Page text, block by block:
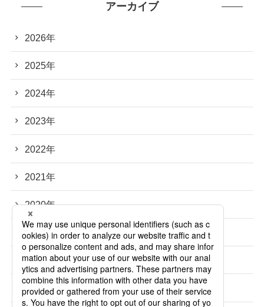
アーカイブ
2026年
2025年
2024年
2023年
2022年
2021年
2020年
2019年
2018年
2017年